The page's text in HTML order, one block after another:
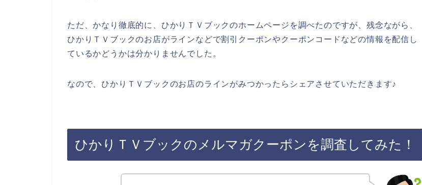
ただ、かなり徹底的に、ひかりＴＶブックのホームページを調べたのですが、残念ながら、
ひかりＴＶブックのお店がラインなどで割引クーポンやクーポンコードなどの情報を配信し
ているかどうかは分かりませんでした。
なので、ひかりＴＶブックのお店のラインがみつかったらシェアさせていただきます♪
ひかりＴＶブックのメルマガクーポンを調査してみた！